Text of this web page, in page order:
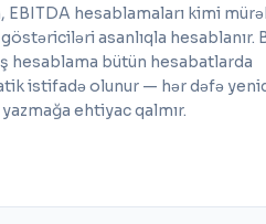
EBITDA hesablamaları kimi
asanlıqla hesablanır.
hesablama bütün hesabatlarda
istifadə olunur — hər dəfə
ehtiyac qalmır.